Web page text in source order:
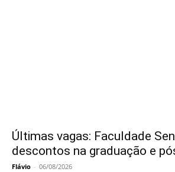
Últimas vagas: Faculdade
descontos na graduação e
Flávio - 06/08/2026